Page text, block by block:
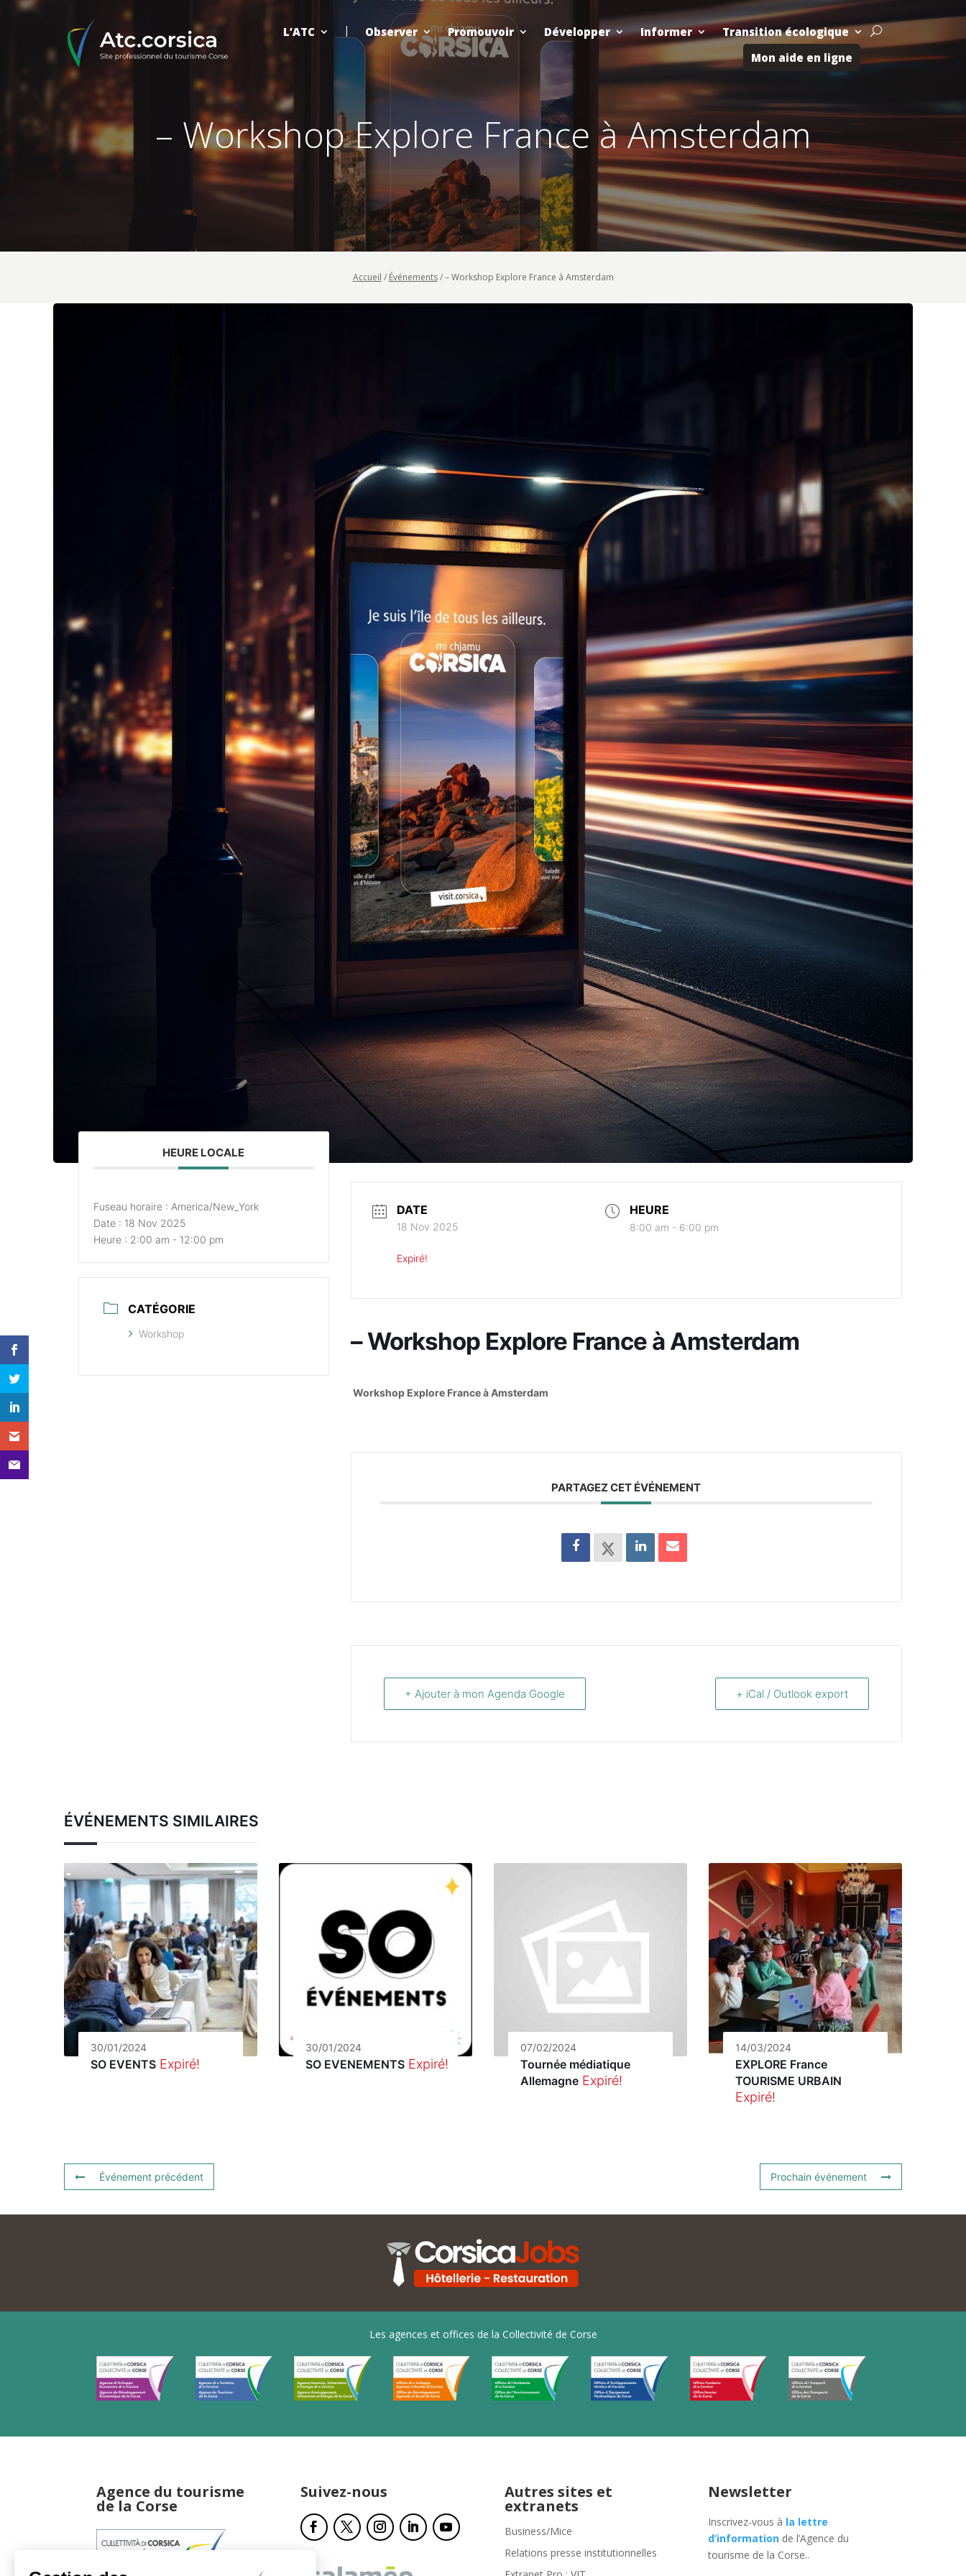
L’ATC Observer Promouvoir Développer Informer
Transition écologique
Mon aide en ligne
U
– Workshop Explore France à Amsterdam
Accueil / Événements/– Workshop Explore France à Amsterdam
HEURE LOCALE
Fuseau horaire : America/New_York
Date : 18 Nov 2025
Heure : 2:00 am - 12:00 pm
CATÉGORIE
Workshop
DATE
18 Nov 2025
Expiré!
HEURE
8:00 am - 6:00 pm
– Workshop Explore France à Amsterdam
Workshop Explore France à Amsterdam
PARTAGEZ CET ÉVÉNEMENT
+ Ajouter à mon Agenda Google + iCal / Outlook export
ÉVÉNEMENTS SIMILAIRES
30/01/2024
SO EVENTS Expiré!
30/01/2024
SO EVENEMENTS Expiré!
07/02/2024
Tournée médiatique
Allemagne Expiré!
14/03/2024
EXPLORE France
TOURISME URBAIN
Expiré!
Événement précédent Prochain événement
Les agences et offices de la Collectivité de Corse
Agence du tourisme
de la Corse
Suivez-nous Autres sites et
extranets
Business/Mice
Relations presse institutionnelles
Newsletter
Inscrivez-vous à la lettre
d’information de l’Agence du
tourisme de la Corse..